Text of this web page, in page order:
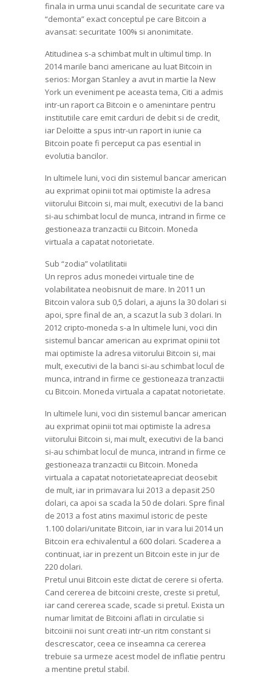
finala in urma unui scandal de securitate care va
“demonta” exact conceptul pe care Bitcoin a
avansat: securitate 100% si anonimitate.
Atitudinea s-a schimbat mult in ultimul timp. In
2014 marile banci americane au luat Bitcoin in
serios: Morgan Stanley a avut in martie la New
York un eveniment pe aceasta tema, Citi a admis
intr-un raport ca Bitcoin e o amenintare pentru
institutiile care emit carduri de debit si de credit,
iar Deloitte a spus intr-un raport in iunie ca
Bitcoin poate fi perceput ca pas esential in
evolutia bancilor.
In ultimele luni, voci din sistemul bancar american
au exprimat opinii tot mai optimiste la adresa
viitorului Bitcoin si, mai mult, executivi de la banci
si-au schimbat locul de munca, intrand in firme ce
gestioneaza tranzactii cu Bitcoin. Moneda
virtuala a capatat notorietate.
Sub “zodia” volatilitatii
Un repros adus monedei virtuale tine de
volabilitatea neobisnuit de mare. In 2011 un
Bitcoin valora sub 0,5 dolari, a ajuns la 30 dolari si
apoi, spre final de an, a scazut la sub 3 dolari. In
2012 cripto-moneda s-a In ultimele luni, voci din
sistemul bancar american au exprimat opinii tot
mai optimiste la adresa viitorului Bitcoin si, mai
mult, executivi de la banci si-au schimbat locul de
munca, intrand in firme ce gestioneaza tranzactii
cu Bitcoin. Moneda virtuala a capatat notorietate.
In ultimele luni, voci din sistemul bancar american
au exprimat opinii tot mai optimiste la adresa
viitorului Bitcoin si, mai mult, executivi de la banci
si-au schimbat locul de munca, intrand in firme ce
gestioneaza tranzactii cu Bitcoin. Moneda
virtuala a capatat notorietateapreciat deosebit
de mult, iar in primavara lui 2013 a depasit 250
dolari, ca apoi sa scada la 50 de dolari. Spre final
de 2013 a fost atins maximul istoric de peste
1.100 dolari/unitate Bitcoin, iar in vara lui 2014 un
Bitcoin era echivalentul a 600 dolari. Scaderea a
continuat, iar in prezent un Bitcoin este in jur de
220 dolari.
Pretul unui Bitcoin este dictat de cerere si oferta.
Cand cererea de bitcoini creste, creste si pretul,
iar cand cererea scade, scade si pretul. Exista un
numar limitat de Bitcoini aflati in circulatie si
bitcoinii noi sunt creati intr-un ritm constant si
descrescator, ceea ce inseamna ca cererea
trebuie sa urmeze acest model de inflatie pentru
a mentine pretul stabil.